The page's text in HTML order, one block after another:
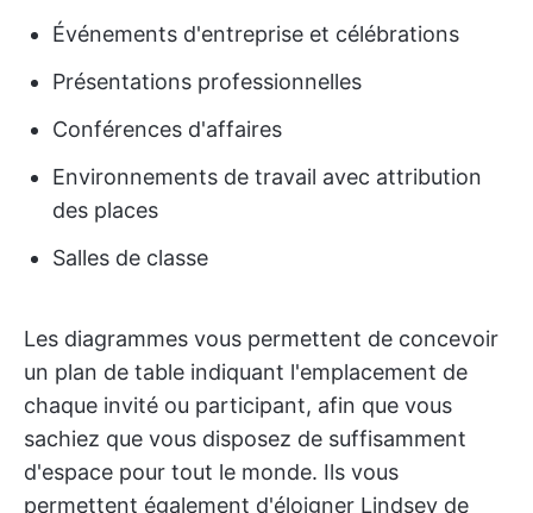
Événements d'entreprise et célébrations
Présentations professionnelles
Conférences d'affaires
Environnements de travail avec attribution
des places
Salles de classe
Les diagrammes vous permettent de concevoir
un plan de table indiquant l'emplacement de
chaque invité ou participant, afin que vous
sachiez que vous disposez de suffisamment
d'espace pour tout le monde. Ils vous
permettent également d'éloigner Lindsey de